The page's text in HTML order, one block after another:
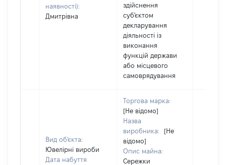
наявності):
Дмитрівна
здійснення
суб'єктом
декларування
діяльності із
виконання
функцій держави
або місцевого
самоврядування
Вид об'єкта:
Ювелірні вироби
Дата набуття
Торгова марка:
[Не відомо]
Назва
виробника:
[Не
відомо]
Опис майна:
Сережки